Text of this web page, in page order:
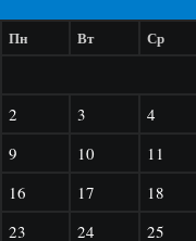
Пн Вт Ср
2
3 4
9
10 11
16
17 18
23
24 25